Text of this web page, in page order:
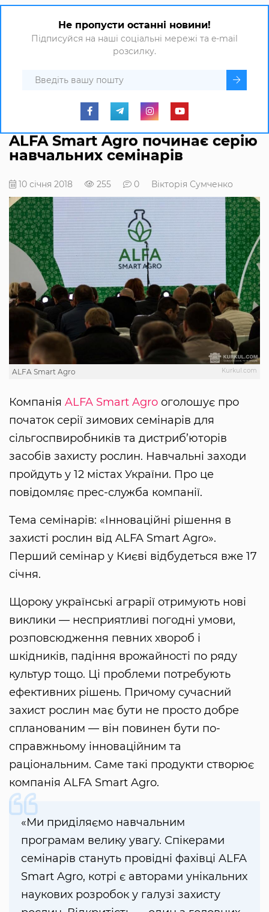
Не пропусти останні новини!
Підписуйся на наші соціальні мережі та e-mail
розсилку.
ALFA Smart Agro починає серію
навчальних семінарів
10 січня 2018 255 0 Вікторія Сумченко
Kurkul.com
ALFA Smart Agro
Компанія ALFA Smart Agro оголошує про
початок серії зимових семінарів для
сільгоспвиробників та дистриб’юторів
засобів захисту рослин. Навчальні заходи
пройдуть у 12 містах України. Про це
повідомляє прес-служба компанії.
Тема семінарів: «Інноваційні рішення в
захисті рослин від ALFA Smart Agro».
Перший семінар у Києві відбудеться вже 17
січня.
Щороку українські аграрії отримують нові
виклики — несприятливі погодні умови,
розповсюдження певних хвороб і
шкідників, падіння врожайності по ряду
культур тощо. Ці проблеми потребують
ефективних рішень. Причому сучасний
захист рослин має бути не просто добре
спланованим — він повинен бути по-
справжньому інноваційним та
раціональним. Саме такі продукти створює
компанія ALFA Smart Agro.
«Ми приділяємо навчальним
програмам велику увагу. Спікерами
семінарів стануть провідні фахівці ALFA
Smart Agro, котрі є авторами унікальних
наукових розробок у галузі захисту